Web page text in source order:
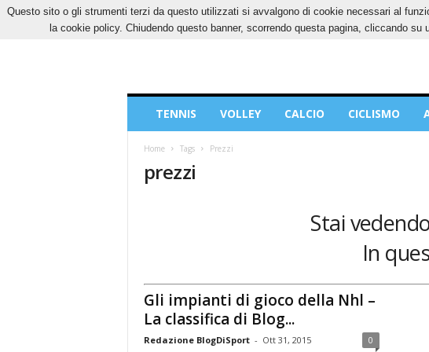
DOMENICA, 9 AGOSTO 2026 CONTATTI COOKIES PRIVACY
Sport
TENNIS VOLLEY CALCIO CICLISMO
Home Tags Prezzi
prezzi
Stai
In
Gli impianti di gioco della Nhl –
La classifica di Blog...
Redazione BlogDiSport - Ott 31, 2015 0
Questo sito o gli strumenti terzi da questo utilizzati si avvalgono di cookie necessari al
la cookie policy. Chiudendo questo banner, scorrendo questa pagina, cliccando